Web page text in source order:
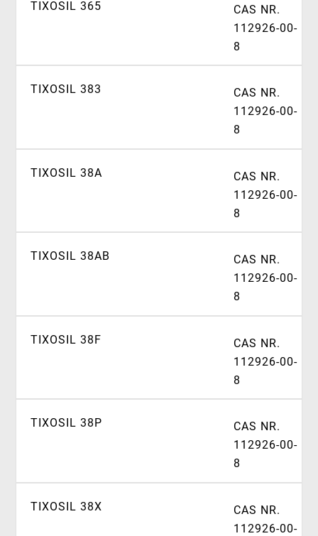
TIXOSIL 365
CAS NR.
112926-00-
8
TIXOSIL 383
CAS NR.
112926-00-
8
TIXOSIL 38A
CAS NR.
112926-00-
8
TIXOSIL 38AB
CAS NR.
112926-00-
8
TIXOSIL 38F
CAS NR.
112926-00-
8
TIXOSIL 38P
CAS NR.
112926-00-
8
TIXOSIL 38X
CAS NR.
112926-00-